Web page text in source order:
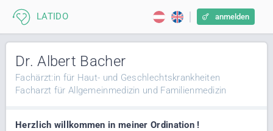
anmelden
Dr. Albert Bacher
Fachärzt:in für Haut- und Geschlechtskrankheiten
Facharzt für Allgemeinmedizin und Familienmedizin
Herzlich willkommen in meiner Ordination !